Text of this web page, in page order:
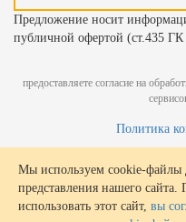
Предложение носит
публичной офертой (ст.435
предоставляете согласие на
Политика
Мы используем cookie-файлы
представления нашего сайта.
использовать этот сайт, вы